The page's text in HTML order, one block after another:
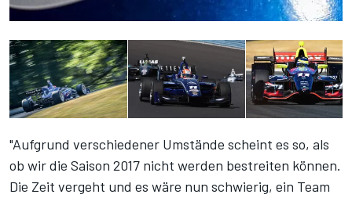
"Aufgrund verschiedener Umstände scheint es so, als
ob wir die Saison 2017 nicht werden bestreiten können.
Die Zeit vergeht und es wäre nun schwierig, ein Team